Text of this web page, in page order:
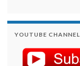
YOUTUBE CHANNEL